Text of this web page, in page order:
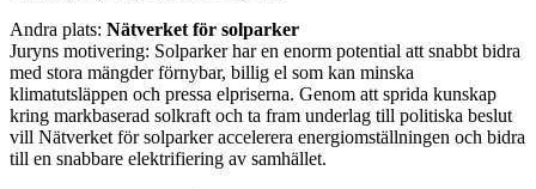
Andra plats: Nätverket för solparker
Juryns motivering: Solparker har en enorm potential att snabbt bidra
med stora mängder förnybar, billig el som kan minska
klimatutsläppen och pressa elpriserna. Genom att sprida kunskap
kring markbaserad solkraft och ta fram underlag till politiska beslut
vill Nätverket för solparker accelerera energiomställningen och bidra
till en snabbare elektrifiering av samhället.